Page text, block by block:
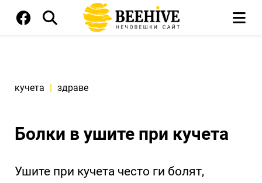
кучета | здраве
Болки в ушите при кучета
Ушите при кучета често ги болят,